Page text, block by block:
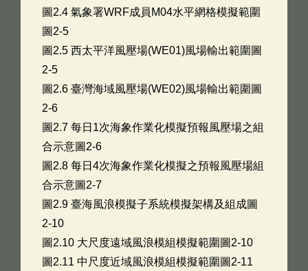
圖2.4 氣象署WRF成員M04水平網格模擬範圍
圖2-5
圖2.5 西太平洋風壓場(WE01)風場輸出範圍圖
2-5
圖2.6 臺灣海域風壓場(WE02)風場輸出範圍圖
2-6
圖2.7 每日1次海象作業化模擬預報風壓場之組
合示意圖2-6
圖2.8 每日4次海象作業化模擬之預報風壓場組
合示意圖2-7
圖2.9 臺海風浪模擬子系統模擬架構及組成圖
2-10
圖2.10 大尺度遠域風浪模組模擬範圍圖2-10
圖2.11 中尺度近域風浪模組模擬範圍圖2-11